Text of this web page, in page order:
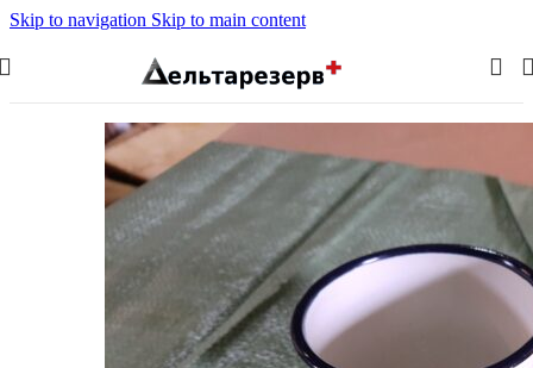
Skip to navigation Skip to main content